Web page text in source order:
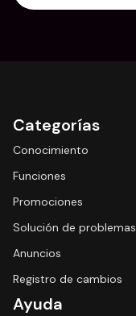
Categorías
Conocimiento
Funciones
Promociones
Solución de problemas
Anuncios
Registro de cambios
Ayuda